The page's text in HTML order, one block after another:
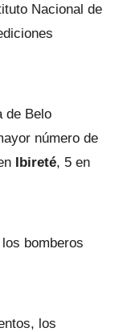
Nacional de
de Belo
número de
Ibireté, 5 en
bomberos
los